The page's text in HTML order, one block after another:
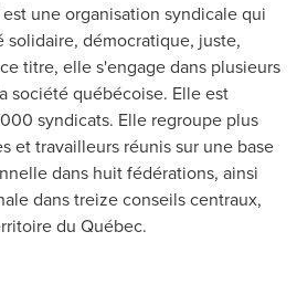
est une organisation syndicale qui
démocratique, juste,
titre, elle s'engage dans plusieurs
société québécoise. Elle est
syndicats. Elle regroupe plus
et travailleurs réunis sur une base
dans huit fédérations, ainsi
dans treize conseils centraux,
du Québec.